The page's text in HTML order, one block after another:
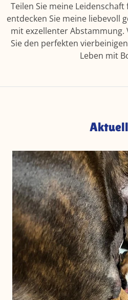
Teilen Sie meine
entdecken Sie meine liebevoll
mit exzellenter Abstammung.
Sie den perfekten
Leben mit